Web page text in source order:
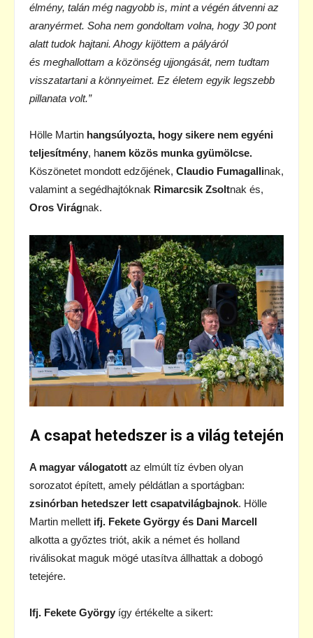
élmény, talán még nagyobb is, mint a végén átvenni az
aranyérmet. Soha nem gondoltam volna, hogy 30 pont
alatt tudok hajtani. Ahogy kijöttem a pályáról
és meghallottam a közönség ujjongását, nem tudtam
visszatartani a könnyeimet. Ez életem egyik legszebb
pillanata volt.”
Hölle Martin hangsúlyozta, hogy sikere nem egyéni
teljesítmény, hanem közös munkagyümölcse.
Köszönetet mondott edzőjének, Claudio Fumagallinak,
valamint a segédhajtóknak Rimarcsik Zsoltnak és,
Oros Virágnak.
A csapat hetedszer is a világ tetején
A magyar válogatott az elmúlt tíz évben olyan
sorozatot épített, amely példátlan a sportágban:
zsinórban hetedszer lett csapatvilágbajnok. Hölle
Martin mellett ifj. Fekete György és Dani Marcell
alkotta a győztes triót, akik a német és holland
riválisokat maguk mögé utasítva állhattak a dobogó
tetejére.
Ifj. Fekete György így értékelte a sikert: